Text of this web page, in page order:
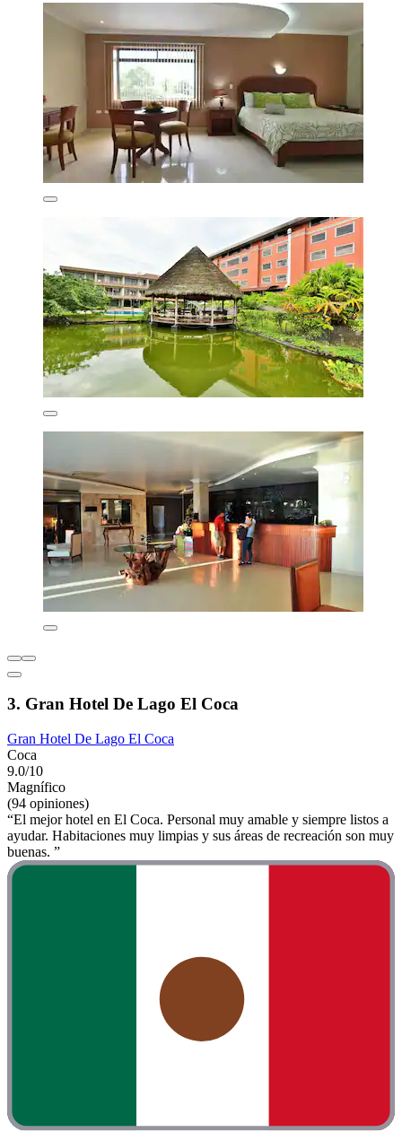
3. Gran Hotel De Lago El Coca
Gran Hotel De Lago El Coca
Coca
9.0/10
Magnífico
(94 opiniones)
“El mejor hotel en El Coca. Personal muy amable y siempre listos a
ayudar. Habitaciones muy limpias y sus áreas de recreación son muy
buenas. ”